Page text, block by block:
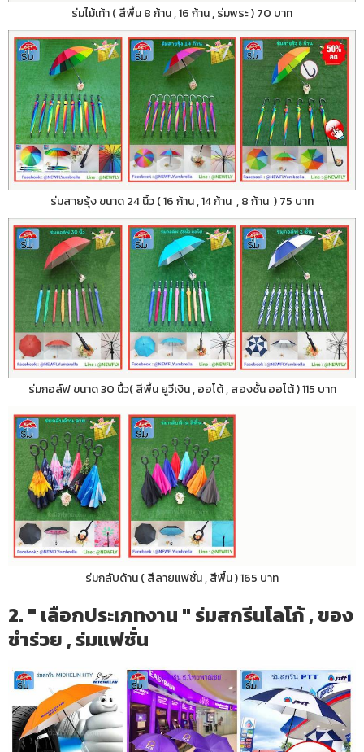
ร่มไม้เท้า ( สีพื้น 8 ก้าน , 16 ก้าน , ร่มพระ ) 70 บาท
ร่มสายรุ้ง ขนาด 24 นิ้ว ( 16 ก้าน , 14 ก้าน , 8 ก้าน ) 75 บาท
ร่มกอล์ฟ ขนาด 30 นื้ว( สีพื้น ยูวีเงิน , ออโต้ , สองชั้น ออโต้ ) 115 บาท
ร่มกลับด้าน ( สีลายแฟชั่น , สีพื้น ) 165 บาท
2. " เลือกประเภทงาน " ร่มสกรีนโลโก้ , ของ
ชำร่วย , ร่มแฟชั่น